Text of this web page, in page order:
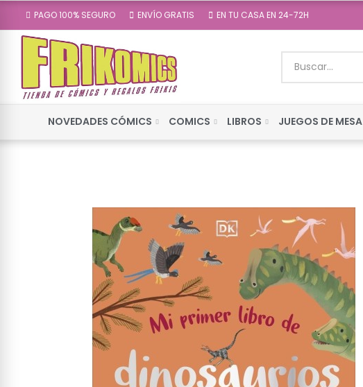
PAGO 100% SEGURO ENVÍO GRATIS EN TU CASA EN 24-72H
NOVEDADES CÓMICS COMICS LIBROS JUEGOS DE MESA